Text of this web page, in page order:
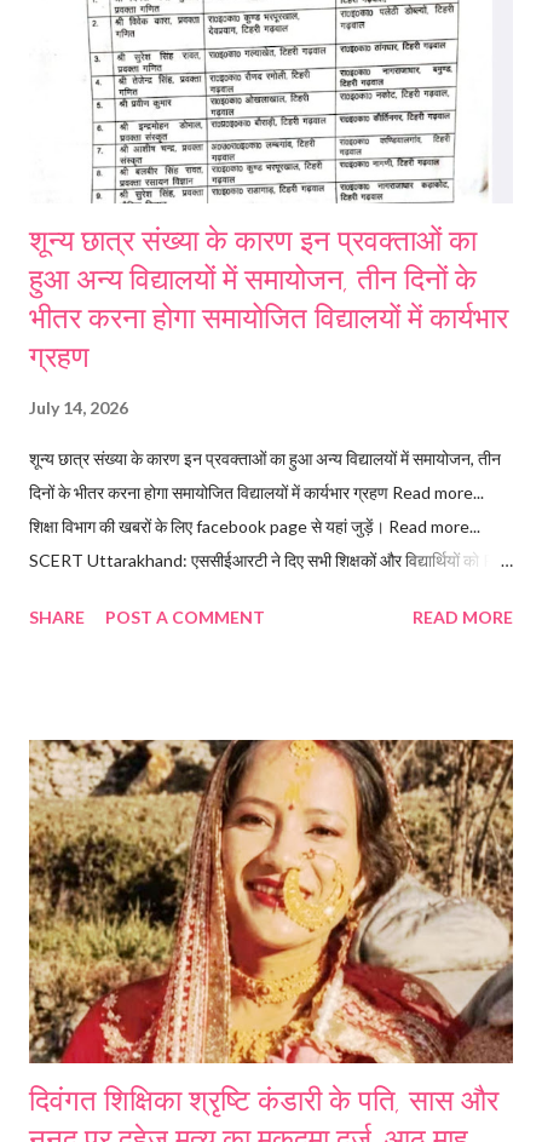
शून्य छात्र संख्या के कारण इन प्रवक्ताओं का
हुआ अन्य विद्यालयों में समायोजन, तीन दिनों के
भीतर करना होगा समायोजित विद्यालयों में कार्यभार
ग्रहण
July 14, 2026
शून्य छात्र संख्या के कारण इन प्रवक्ताओं का हुआ अन्य विद्यालयों में समायोजन, तीन
दिनों के भीतर करना होगा समायोजित विद्यालयों में कार्यभार ग्रहण Read more...
शिक्षा विभाग की खबरों के लिए facebook page से यहां जुड़ें। Read more...
SCERT Uttarakhand: एससीईआरटी ने दिए सभी शिक्षकों और विद्यार्थियों को PM
Uttarakhand GK channel on WhatsApp:
SHARE POST A COMMENT READ MORE
दिवंगत शिक्षिका श्रृष्टि कंडारी के पति, सास और